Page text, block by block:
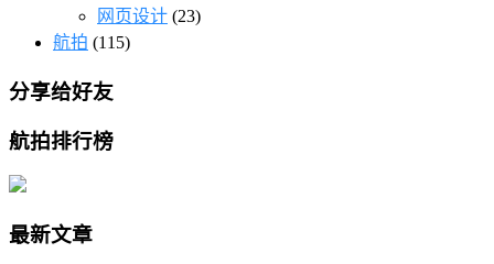
网页设计 (23)
航拍 (115)
分享给好友
航拍排行榜
最新文章